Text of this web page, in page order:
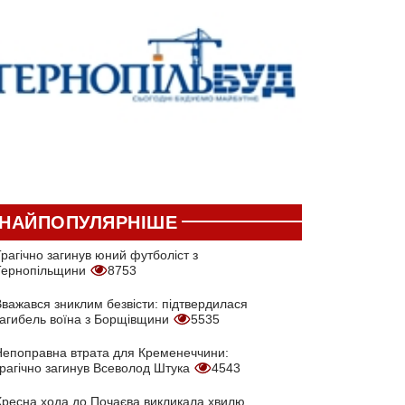
загинув юний футболіст з
8753
зниклим безвісти: підтвердилася
воїна з Борщівщини
5535
втрата для Кременеччини:
загинув Всеволод Штука
4543
хода до Почаєва викликала хвилю